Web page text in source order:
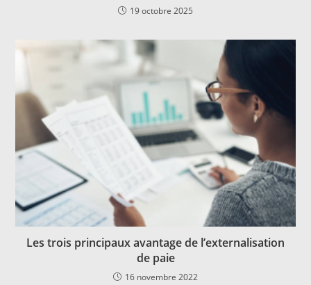
19 octobre 2025
Les trois principaux avantage de l’externalisation
de paie
16 novembre 2022